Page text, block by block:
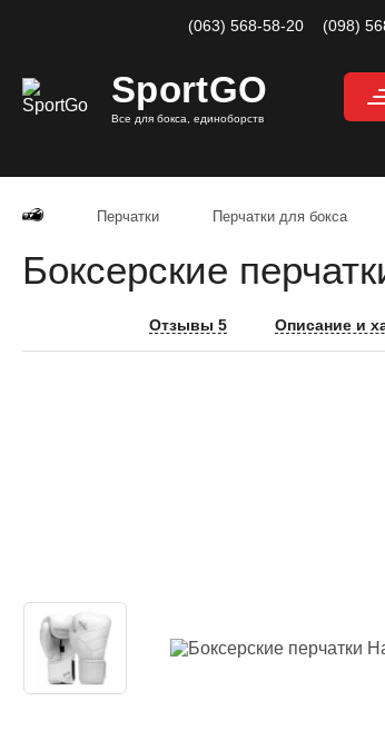
(063) 568-58-20 (098)
SportGO
Все для бокса, единоборств
Перчатки Перчатки для бокса
Боксерские
Отзывы 5 Описание и